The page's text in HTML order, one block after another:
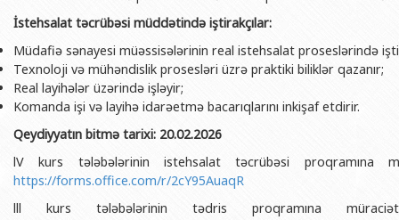
Fəxri doktorlarımız
BDU-da təhsil
BDU-da tədris olunan ixtisaslar
Universitet tarixinin ən mühüm hadisələri
Sənədlər və Müraciətlərlə iş
Maliyyə və təminat Departamenti
Keyfiyyətin təminatı, monitorinq
Psixoloji Yardım Sektoru
Mədəniyyət-yaradıcılıq Mərkəzi
İdman-sağlamlıq Mərkəzi
Filologiya fakültəsi
Tarix fakültəsi
Beynəlxalq
Jurnalistika fakültəsi
Şəxsi
İstehsalat təcrübəsi müddətində iştirakçılar:
Müdafiə sənayesi müəssisələrinin real istehsalat proseslərində
Texnoloji və mühəndislik prosesləri üzrə praktiki biliklər qazanır;
Real layihələr üzərində işləyir;
Komanda işi və layihə idarəetmə bacarıqlarını inkişaf etdirir.
Qeydiyyatın bitmə tarixi: 20.02.2026
lV kurs tələbələrinin istehsalat təcrübəsi proqramına
https://forms.office.com/r/2cY95AuaqR
lll kurs tələbələrinin tədris proqramına